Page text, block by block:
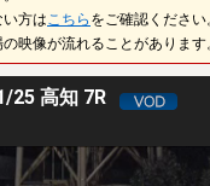
い方は こちら をご確認ください
映像が流れることがあります
25 高知 7R